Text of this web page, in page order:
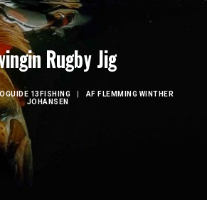
Rugby Jig
13FISHING AF FLEMMING WINTHER
JOHANSEN